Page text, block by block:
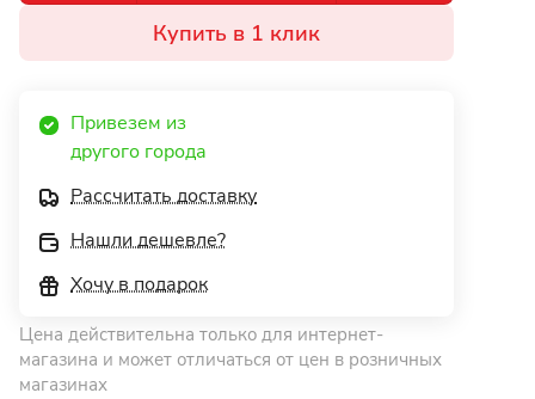
Купить в 1 клик
Привезем из
другого города
Рассчитать доставку
Нашли дешевле?
Хочу в подарок
Цена действительна только для интернет-
магазина и может отличаться от цен в розничных
магазинах